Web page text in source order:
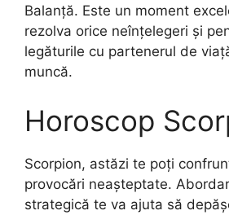
Balanță. Este un moment
rezolva orice neînțelegeri și
legăturile cu partenerul de
muncă.
Horoscop
Scorpion, astăzi te poți
provocări neașteptate.
strategică te va ajuta să